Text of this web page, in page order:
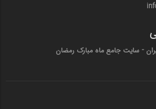
- سایت جامع ماه مبارک رمضان